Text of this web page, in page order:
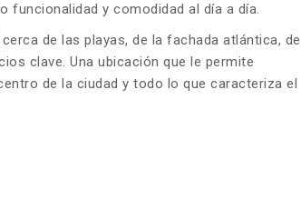
funcionalidad y comodidad al día a día.
de las playas, de la fachada atlántica, de
clave. Una ubicación que le permite
de la ciudad y todo lo que caracteriza el